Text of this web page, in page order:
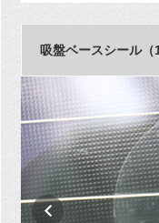
吸盤ベースシール（